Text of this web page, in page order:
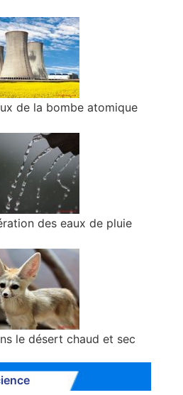
de la bombe atomique
des eaux de pluie
le désert chaud et sec